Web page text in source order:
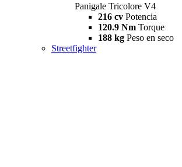
Panigale Tricolore V4
216 cv Potencia
120.9 Nm Torque
188 kg Peso en seco
Streetfighter